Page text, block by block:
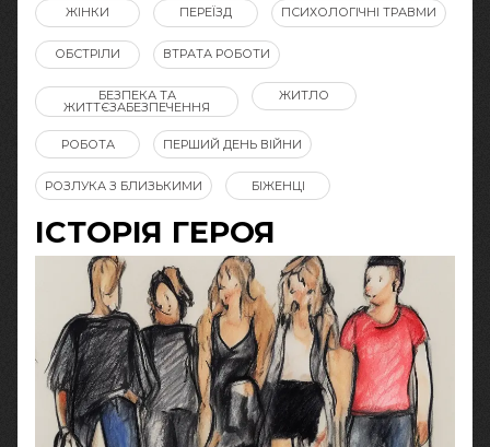
ЖІНКИ ПЕРЕЇЗД ПСИХОЛОГІЧНІ ТРАВМИ
ОБСТРІЛИ ВТРАТА РОБОТИ
БЕЗПЕКА ТА
ЖИТТЄЗАБЕЗПЕЧЕННЯ
ЖИТЛО
РОБОТА ПЕРШИЙ ДЕНЬ ВІЙНИ
РОЗЛУКА З БЛИЗЬКИМИ БІЖЕНЦІ
ІСТОРІЯ ГЕРОЯ